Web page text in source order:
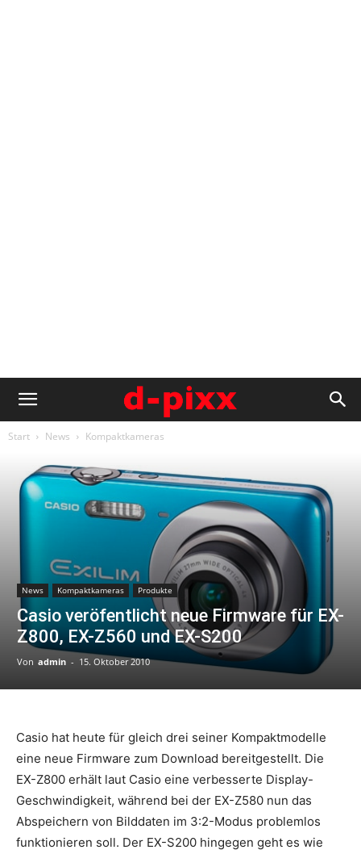
Start News Kompaktkameras
News Kompaktkameras Produkte
Casio veröfentlicht neue Firmware für EX-
Z800, EX-Z560 und EX-S200
Von admin - 15. Oktober 2010
Casio hat heute für gleich drei seiner Kompaktmodelle
eine neue Firmware zum Download bereitgestellt. Die
EX-Z800 erhält laut Casio eine verbesserte Display-
Geschwindigkeit, während bei der EX-Z580 nun das
Abspeichern von Bilddaten im 3:2-Modus problemlos
funktionieren soll. Der EX-S200 hingegen geht es wie